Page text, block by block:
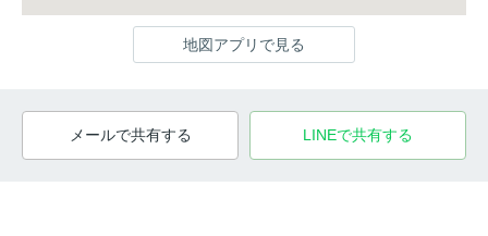
地図アプリで見る
メールで共有する LINEで共有する